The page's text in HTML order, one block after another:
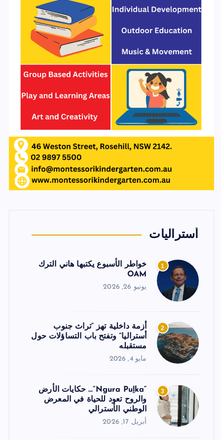
أستراليات
1
خواطر الأسبوع يكتبها هاني الترك
OAM
يونيو 26, 2026
2
أزمة داخلية تهز “تراث جنوب
أستراليا” وتفتح باب التساؤلات حول
مستقبله
مايو 4, 2026
3
“Ngura Puḻka”… حكايات الأرض
والروح تعود للحياة في المعرض
الوطني الأسترالي
أبريل 17, 2026